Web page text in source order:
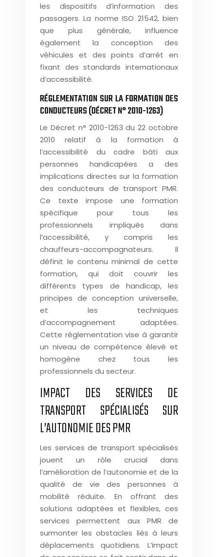
les dispositifs d’information des
passagers. La norme ISO 21542, bien
que plus générale, influence
également la conception des
véhicules et des points d’arrêt en
fixant des standards internationaux
d’accessibilité.
RÉGLEMENTATION SUR LA FORMATION DES
CONDUCTEURS (DÉCRET N° 2010-1263)
Le Décret n° 2010-1263 du 22 octobre
2010 relatif à la formation à
l’accessibilité du cadre bâti aux
personnes handicapées a des
implications directes sur la formation
des conducteurs de transport PMR.
Ce texte impose une formation
spécifique pour tous les
professionnels impliqués dans
l’accessibilité, y compris les
chauffeurs-accompagnateurs. Il
définit le contenu minimal de cette
formation, qui doit couvrir les
différents types de handicap, les
principes de conception universelle,
et les techniques
d’accompagnement adaptées.
Cette réglementation vise à garantir
un niveau de compétence élevé et
homogène chez tous les
professionnels du secteur.
IMPACT DES SERVICES DE
TRANSPORT SPÉCIALISÉS SUR
L’AUTONOMIE DES PMR
Les services de transport spécialisés
jouent un rôle crucial dans
l’amélioration de l’autonomie et de la
qualité de vie des personnes à
mobilité réduite. En offrant des
solutions adaptées et flexibles, ces
services permettent aux PMR de
surmonter les obstacles liés à leurs
déplacements quotidiens. L’impact